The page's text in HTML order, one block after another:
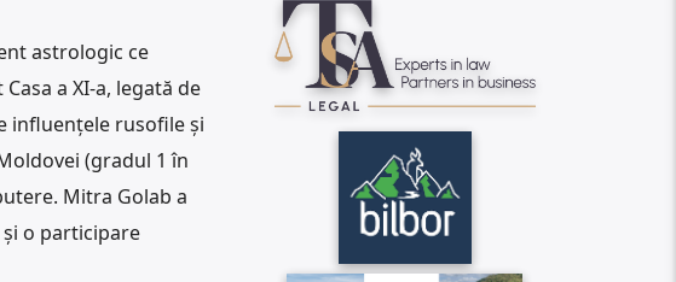
astrologic ce
a XI-a, legată de
influențele rusofile și
(gradul 1 în
Mitra Golab a
o participare